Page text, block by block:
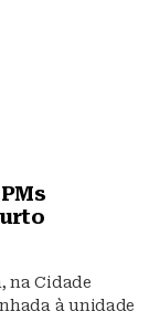
na Cidade
à unidade